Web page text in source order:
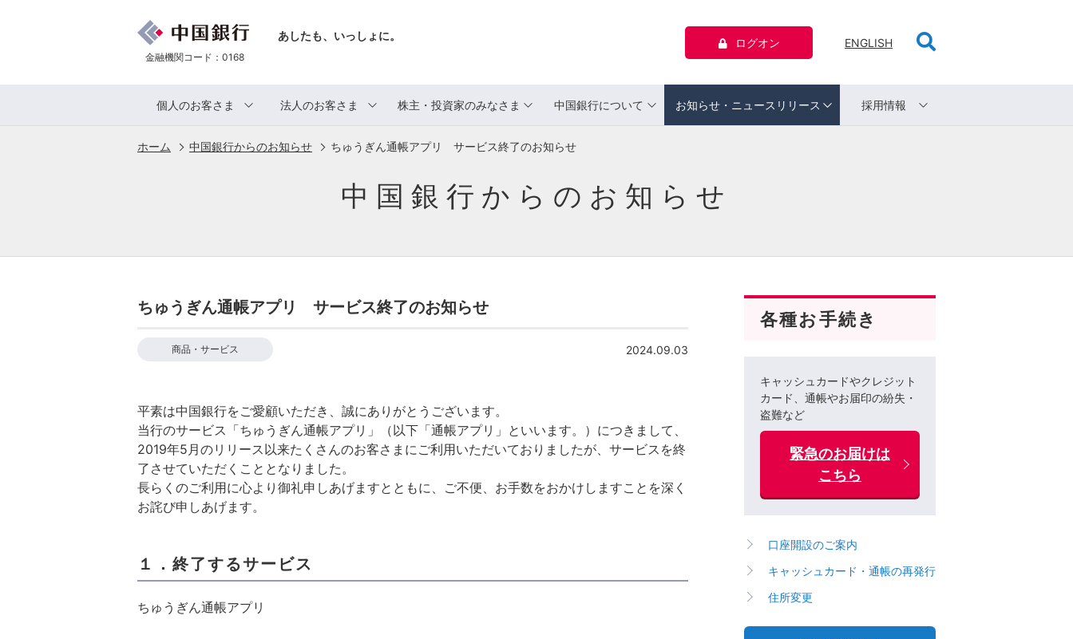
あしたも、いっしょに。
金融機関コード：0168
ログオン ENGLISH
個人のお客さま 法人のお客さま 株主・投資家のみなさま 中国銀行について お知らせ・ニュースリリース 採用情報
ホーム 中国銀行からのお知らせ ちゅうぎん通帳アプリ サービス終了のお知らせ
中国銀行からのお知らせ
ちゅうぎん通帳アプリ サービス終了のお知らせ
商品・サービス 2024.09.03
平素は中国銀行をご愛顧いただき、誠にありがとうございます。
当行のサービス「ちゅうぎん通帳アプリ」（以下「通帳アプリ」といいます。）につきまして、
2019年5月のリリース以来たくさんのお客さまにご利用いただいておりましたが、サービスを終
了させていただくこととなりました。
長らくのご利用に心より御礼申しあげますとともに、ご不便、お手数をおかけしますことを深く
お詫び申しあげます。
１．終了するサービス
ちゅうぎん通帳アプリ
各種お手続き
キャッシュカードやクレジット
カード、通帳やお届印の紛失・
盗難など
緊急のお届けは
こちら
口座開設のご案内
キャッシュカード・通帳の再発行
住所変更